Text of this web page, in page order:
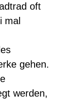
oft
mal
gehen.
werden,